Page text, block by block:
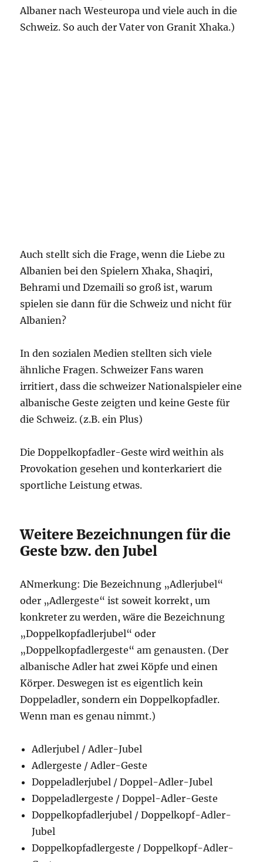
Albaner nach Westeuropa und viele auch in die
Schweiz. So auch der Vater von Granit Xhaka.)
Auch stellt sich die Frage, wenn die Liebe zu
Albanien bei den Spielern Xhaka, Shaqiri,
Behrami und Dzemaili so groß ist, warum
spielen sie dann für die Schweiz und nicht für
Albanien?
In den sozialen Medien stellten sich viele
ähnliche Fragen. Schweizer Fans waren
irritiert, dass die schweizer Nationalspieler eine
albanische Geste zeigten und keine Geste für
die Schweiz. (z.B. ein Plus)
Die Doppelkopfadler-Geste wird weithin als
Provokation gesehen und konterkariert die
sportliche Leistung etwas.
Weitere Bezeichnungen für die
Geste bzw. den Jubel
ANmerkung: Die Bezeichnung „Adlerjubel“
oder „Adlergeste“ ist soweit korrekt, um
konkreter zu werden, wäre die Bezeichnung
„Doppelkopfadlerjubel“ oder
„Doppelkopfadlergeste“ am genausten. (Der
albanische Adler hat zwei Köpfe und einen
Körper. Deswegen ist es eigentlich kein
Doppeladler, sondern ein Doppelkopfadler.
Wenn man es genau nimmt.)
Adlerjubel / Adler-Jubel
Adlergeste / Adler-Geste
Doppeladlerjubel / Doppel-Adler-Jubel
Doppeladlergeste / Doppel-Adler-Geste
Doppelkopfadlerjubel / Doppelkopf-Adler-
Jubel
Doppelkopfadlergeste / Doppelkopf-Adler-